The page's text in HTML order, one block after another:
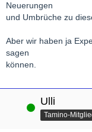
Neuerungen
und Umbrüche zu
Aber wir haben ja
sagen
können.
Online Ulli
Tamino-